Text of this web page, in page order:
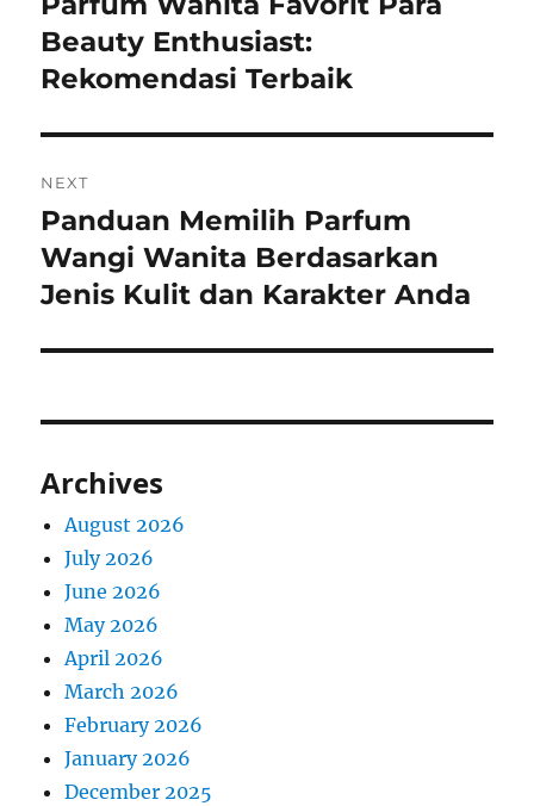
post:
Beauty Enthusiast:
Rekomendasi Terbaik
NEXT
Next
post:
Panduan Memilih Parfum
Wangi Wanita Berdasarkan
Jenis Kulit dan Karakter Anda
Archives
August 2026
July 2026
June 2026
May 2026
April 2026
March 2026
February 2026
January 2026
December 2025